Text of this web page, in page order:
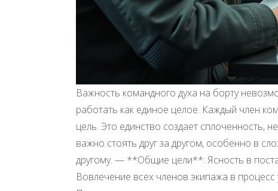
Важность командного духа на борту
работать как единое целое. Каждый член
цель. Это единство создает сплоченность,
важно стоять друг за другом, особенно в
другому. — **Общие цели**: Ясность в
Вовлечение всех членов экипажа в